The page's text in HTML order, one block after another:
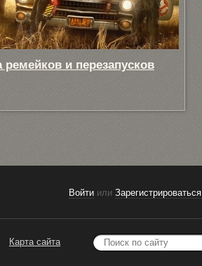
ремейков и перезапусков
Войти или Зарегистрироваться
Карта сайта